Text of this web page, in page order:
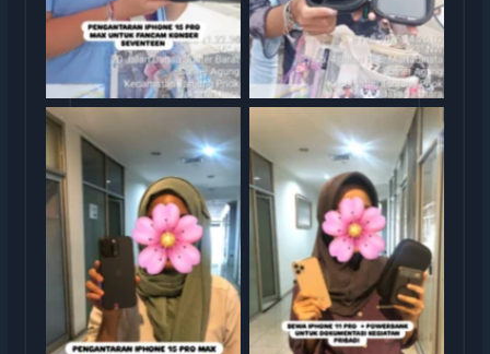
Sewa iphone jakarta Sewa iphone jakarta